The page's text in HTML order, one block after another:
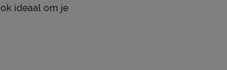
ideaal om je